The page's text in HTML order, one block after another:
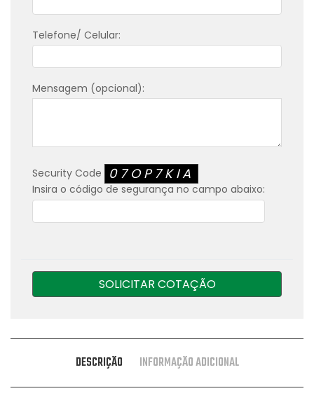
Telefone/ Celular:
Mensagem (opcional):
Security Code 07OP7KIA
Insira o código de segurança no campo abaixo:
SOLICITAR COTAÇÃO
DESCRIÇÃO INFORMAÇÃO ADICIONAL